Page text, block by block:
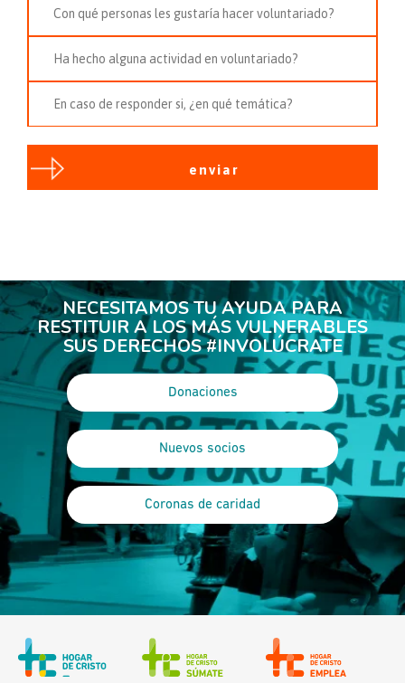
NECESITAMOS TU AYUDA PARA
RESTITUIR A LOS MÁS VULNERABLES
SUS DERECHOS #INVOLÚCRATE
Donaciones
Nuevos socios
Coronas de caridad